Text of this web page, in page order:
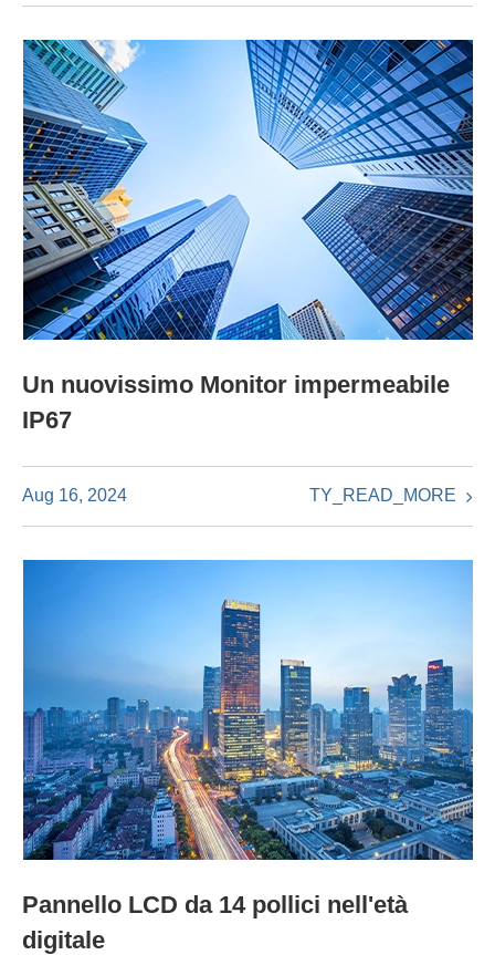
Un nuovissimo Monitor impermeabile
IP67
Aug 16, 2024 TY_READ_MORE
Pannello LCD da 14 pollici nell'età
digitale